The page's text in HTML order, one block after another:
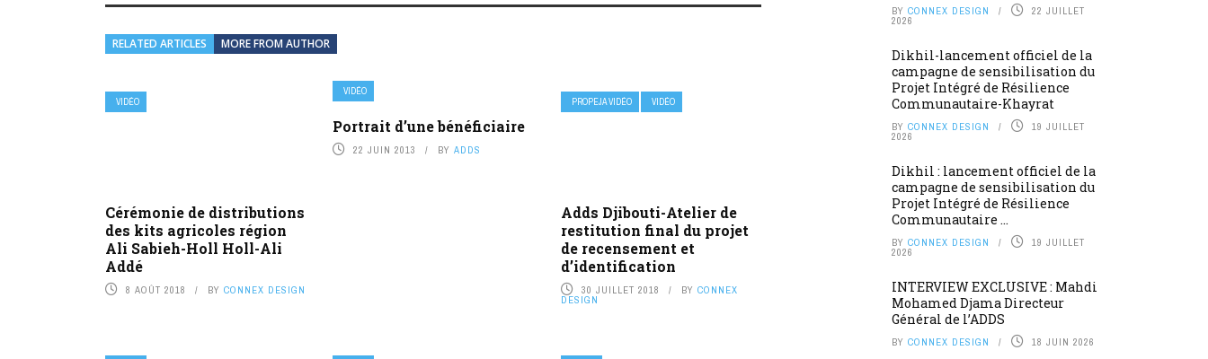
RELATED ARTICLES MORE FROM AUTHOR
VIDÉO
Cérémonie de distributions
des kits agricoles région
Ali Sabieh-Holl Holl-Ali
Addé
8 AOÛT 2018 BY CONNEX DESIGN
VIDÉO
Portrait d’une bénéficiaire
22 JUIN 2013 BYADDS
PROPEJA VIDÉO VIDÉO
Adds Djibouti-Atelier de
restitution final du projet
de recensement et
d’identification
30 JUILLET 2018 BY CONNEX
DESIGN
BY CONNEX DESIGN 22 JUILLET
2026
Dikhil-lancement officiel de la
campagne de sensibilisation du
Projet Intégré de Résilience
Communautaire-Khayrat
BY CONNEX DESIGN 19 JUILLET
2026
Dikhil : lancement officiel de la
campagne de sensibilisation du
Projet Intégré de Résilience
Communautaire ...
BY CONNEX DESIGN 19 JUILLET
2026
INTERVIEW EXCLUSIVE : Mahdi
Mohamed Djama Directeur
Général de l’ADDS
BY CONNEX DESIGN 18 JUIN 2026